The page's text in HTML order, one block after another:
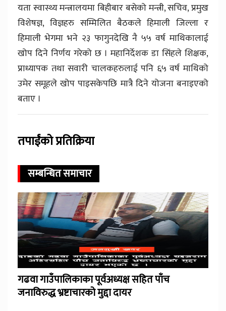
यता स्वास्थ्य मन्त्रालयमा बिहीबार बसेको मन्त्री, सचिव, प्रमुख
विशेषज्ञ, विज्ञहरु सम्मिलित बैठकले हिमाली जिल्ला र
हिमाली भेगमा भने २३ फागुनदेखि नै ५५ वर्ष माथिकालाई
खोप दिने निर्णय गरेको छ । महानिर्देशक डा सिंहले शिक्षक,
प्राध्यापक तथा सवारी चालकहरुलाई पनि ६५ वर्ष माथिको
उमेर समूहले खोप पाइसकेपछि मात्रै दिने योजना बनाइएको
बताए ।
तपाईंको प्रतिक्रिया
सम्बन्धित समाचार
गढवा गाउँपालिकाका पूर्वअध्यक्ष सहित पाँच
जनाविरुद्ध भ्रष्टाचारको मुद्दा दायर